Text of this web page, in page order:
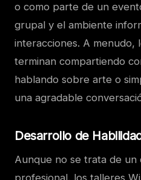
o como parte de un
grupal y el ambiente
interacciones. A menudo,
terminan compartiendo
hablando sobre arte o
una agradable
Desarrollo de
Aunque no se trata de un
profesional, los talleres